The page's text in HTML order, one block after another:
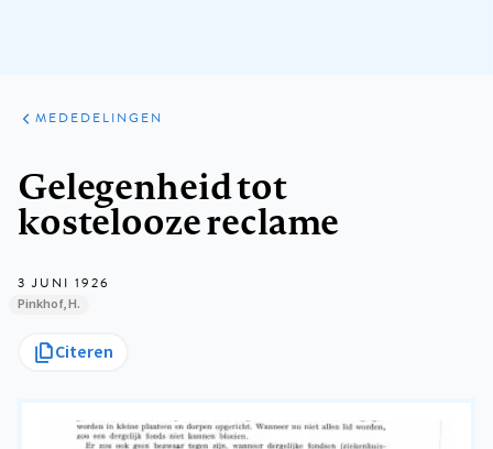
ARTIKELEN
VARIA
MEDEDELINGEN
Gelegenheid tot
kostelooze reclame
3 JUNI 1926
Pinkhof, H.
Citeren